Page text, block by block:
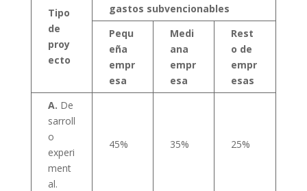
Tipo
de
proy
ecto
gastos subvencionables
Pequ
eña
empr
esa
Medi
ana
empr
esa
Rest
o de
empr
esas
A. De
sarroll
o
experi
ment
al.
45% 35% 25%